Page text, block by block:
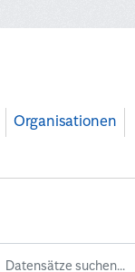
Organisationen